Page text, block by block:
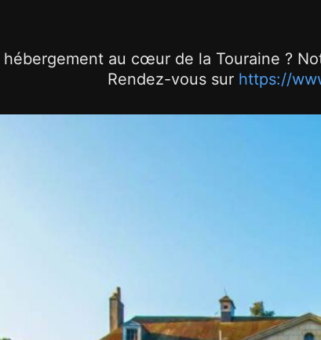
au cœur de la Touraine ?
Rendez-vous sur https://